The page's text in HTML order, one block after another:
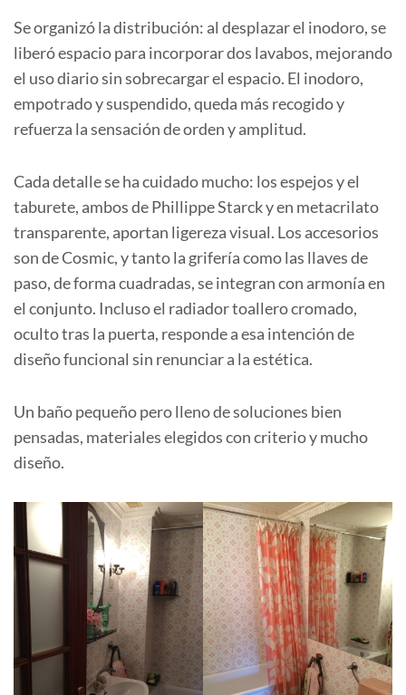
Se organizó la distribución: al desplazar el inodoro, se
liberó espacio para incorporar dos lavabos, mejorando
el uso diario sin sobrecargar el espacio. El inodoro,
empotrado y suspendido, queda más recogido y
refuerza la sensación de orden y amplitud.
Cada detalle se ha cuidado mucho: los espejos y el
taburete, ambos de Phillippe Starck y en metacrilato
transparente, aportan ligereza visual. Los accesorios
son de Cosmic, y tanto la grifería como las llaves de
paso, de forma cuadradas, se integran con armonía en
el conjunto. Incluso el radiador toallero cromado,
oculto tras la puerta, responde a esa intención de
diseño funcional sin renunciar a la estética.
Un baño pequeño pero lleno de soluciones bien
pensadas, materiales elegidos con criterio y mucho
diseño.